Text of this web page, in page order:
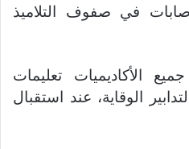
في صفوف التلاميذ
الأكاديميات تعليمات
الوقاية، عند استقبال